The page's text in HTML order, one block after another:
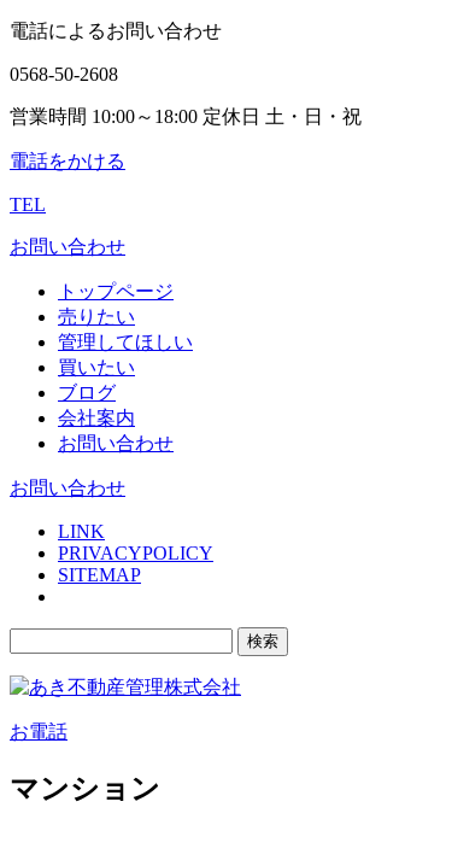
電話によるお問い合わせ
0568-50-2608
営業時間 10:00～18:00 定休日 土・日・祝
電話をかける
TEL
お問い合わせ
トップページ
売りたい
管理してほしい
買いたい
ブログ
会社案内
お問い合わせ
お問い合わせ
LINK
PRIVACYPOLICY
SITEMAP
お電話
マンション